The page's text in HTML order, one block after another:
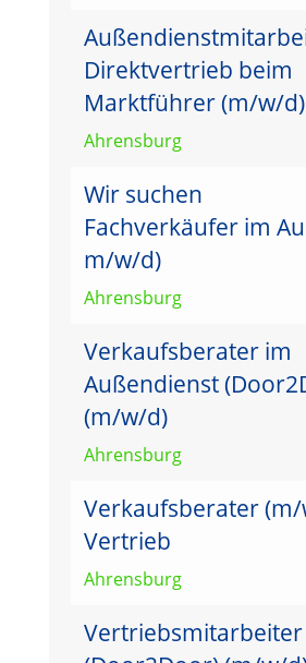
Direktvertrieb beim
Marktführer (m/w/d)
Ahrensburg
Wir suchen
Fachverkäufer im
m/w/d)
Ahrensburg
Verkaufsberater im
Außendienst
(m/w/d)
Ahrensburg
Verkaufsberater
Vertrieb
Ahrensburg
Vertriebsmitarbeiter